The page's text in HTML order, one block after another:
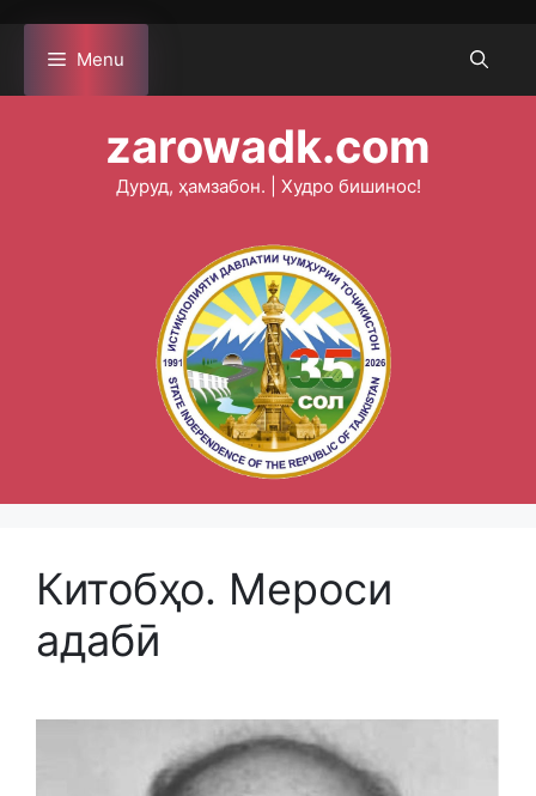
content
Menu
zarowadk.com
Дуруд, ҳамзабон. | Худро бишинос!
Китобҳо. Мероси
адабӣ